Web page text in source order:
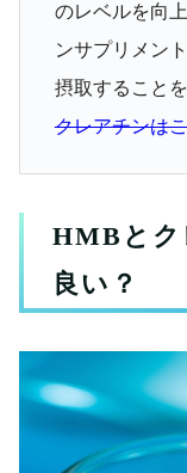
のレベルを向
ンサプリメン
摂取すること
クレアチンは
HMBとク
良い？